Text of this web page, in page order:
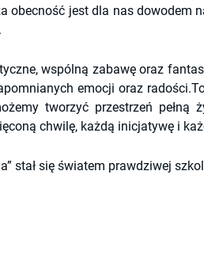
obecność jest dla nas dowodem
wspólną zabawę oraz
emocji oraz
tworzyć przestrzeń pełną
chwilę, każdą inicjatywę i
stał się światem prawdziwej